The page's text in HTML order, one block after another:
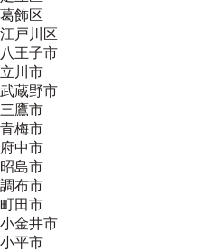
葛飾区
江戸川区
八王子市
立川市
武蔵野市
三鷹市
青梅市
府中市
昭島市
調布市
町田市
小金井市
小平市